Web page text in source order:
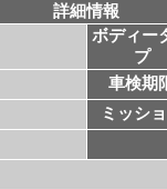
詳細情報
ボディー
プ
車検期
ミッシ